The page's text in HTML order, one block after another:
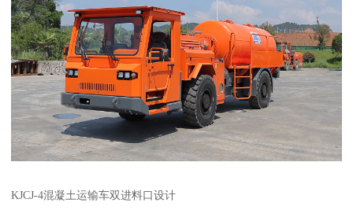
KJCJ-4混凝土运输车双进料口设计